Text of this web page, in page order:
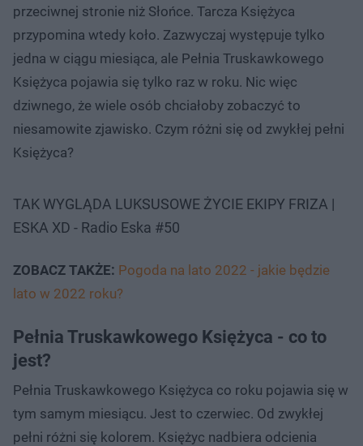
przeciwnej stronie niż Słońce. Tarcza Księżyca
przypomina wtedy koło. Zazwyczaj występuje tylko
jedna w ciągu miesiąca, ale Pełnia Truskawkowego
Księżyca pojawia się tylko raz w roku. Nic więc
dziwnego, że wiele osób chciałoby zobaczyć to
niesamowite zjawisko. Czym różni się od zwykłej pełni
Księżyca?
TAK WYGLĄDA LUKSUSOWE ŻYCIE EKIPY FRIZA |
ESKA XD - Radio Eska #50
ZOBACZ TAKŻE: Pogoda na lato 2022 - jakie będzie
lato w 2022 roku?
Pełnia Truskawkowego Księżyca - co to
jest?
Pełnia Truskawkowego Księżyca co roku pojawia się w
tym samym miesiącu. Jest to czerwiec. Od zwykłej
pełni różni się kolorem. Księżyc nadbiera odcienia